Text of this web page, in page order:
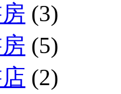
(3)
(5)
(2)